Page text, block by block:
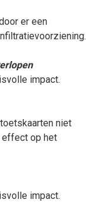
er een
impact.
niet
effect op het
impact.